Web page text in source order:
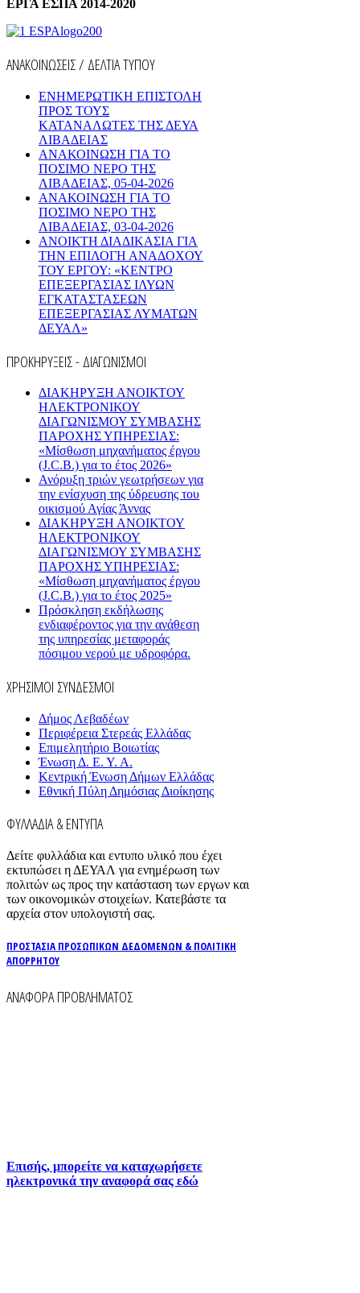
ΕΡΓΑ ΕΣΠΑ 2014-2020
ΑΝΑΚΟΙΝΩΣΕΙΣ / ΔΕΛΤΙΑ ΤΥΠΟΥ
ΕΝΗΜΕΡΩΤΙΚΗ ΕΠΙΣΤΟΛΗ
ΠΡΟΣ ΤΟΥΣ
ΚΑΤΑΝΑΛΩΤΕΣ ΤΗΣ ΔΕΥΑ
ΛΙΒΑΔΕΙΑΣ
ΑΝΑΚΟΙΝΩΣΗ ΓΙΑ ΤΟ
ΠΟΣΙΜΟ ΝΕΡΟ ΤΗΣ
ΛΙΒΑΔΕΙΑΣ, 05-04-2026
ΑΝΑΚΟΙΝΩΣΗ ΓΙΑ ΤΟ
ΠΟΣΙΜΟ ΝΕΡΟ ΤΗΣ
ΛΙΒΑΔΕΙΑΣ, 03-04-2026
AΝΟΙΚΤΗ ΔΙΑΔΙΚΑΣΙΑ ΓΙΑ
ΤΗΝ ΕΠΙΛΟΓΗ ΑΝΑΔΟΧΟΥ
ΤΟΥ ΕΡΓΟΥ: «ΚΕΝΤΡΟ
ΕΠΕΞΕΡΓΑΣΙΑΣ ΙΛΥΩΝ
ΕΓΚΑΤΑΣΤΑΣΕΩΝ
ΕΠΕΞΕΡΓΑΣΙΑΣ ΛΥΜΑΤΩΝ
ΔΕΥΑΛ»
ΠΡΟΚΗΡΥΞΕΙΣ - ΔΙΑΓΩΝΙΣΜΟΙ
ΔΙΑΚΗΡΥΞΗ ΑΝΟΙΚΤΟΥ
ΗΛΕΚΤΡΟΝΙΚΟΥ
ΔΙΑΓΩΝΙΣΜΟΥ ΣΥΜΒΑΣΗΣ
ΠΑΡΟΧΗΣ ΥΠΗΡΕΣΙΑΣ:
«Μίσθωση μηχανήματος έργου
(J.C.B.) για το έτος 2026»
Ανόρυξη τριών γεωτρήσεων για
την ενίσχυση της ύδρευσης του
οικισμού Αγίας Άννας
ΔΙΑΚΗΡΥΞΗ ΑΝΟΙΚΤΟΥ
ΗΛΕΚΤΡΟΝΙΚΟΥ
ΔΙΑΓΩΝΙΣΜΟΥ ΣΥΜΒΑΣΗΣ
ΠΑΡΟΧΗΣ ΥΠΗΡΕΣΙΑΣ:
«Μίσθωση μηχανήματος έργου
(J.C.B.) για το έτος 2025»
Πρόσκληση εκδήλωσης
ενδιαφέροντος για την ανάθεση
της υπηρεσίας μεταφοράς
πόσιμου νερού με υδροφόρα.
ΧΡΗΣΙΜΟΙ ΣΥΝΔΕΣΜΟΙ
Δήμος Λεβαδέων
Περιφέρεια Στερεάς Ελλάδας
Επιμελητήριο Βοιωτίας
Ένωση Δ. Ε. Υ. Α.
Κεντρική Ένωση Δήμων Ελλάδας
Εθνική Πύλη Δημόσιας Διοίκησης
ΦΥΛΛΑΔΙΑ & ΕΝΤΥΠΑ
Δείτε φυλλάδια και εντυπο υλικό που έχει
εκτυπώσει η ΔΕΥΑΛ για ενημέρωση των
πολιτών ως προς την κατάσταση των εργων και
των οικονομικών στοιχείων. Κατεβάστε τα
αρχεία στον υπολογιστή σας.
ΠΡΟΣΤΑΣΙΑ ΠΡΟΣΩΠΙΚΩΝ ΔΕΔΟΜΕΝΩΝ & ΠΟΛΙΤΙΚΗ
ΑΠΟΡΡΗΤΟΥ
ΑΝΑΦΟΡΑ ΠΡΟΒΛΗΜΑΤΟΣ
Επισής, μπορείτε να καταχωρήσετε
ηλεκτρονικά την αναφορά σας εδώ